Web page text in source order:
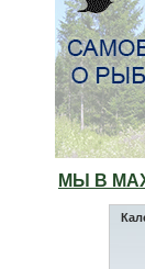
МЫ В